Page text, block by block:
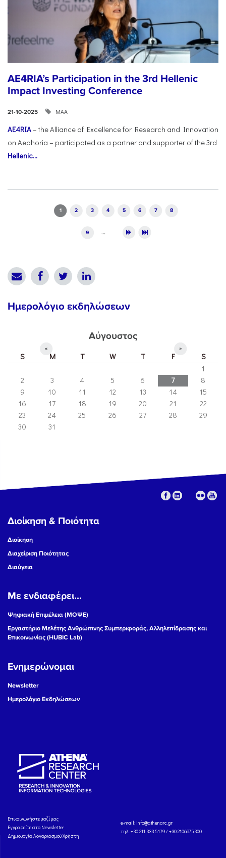
AE4RIA’s Participation in the 3rd Hellenic
Impact Investing Conference
21-10-2025 ΜΑΑ
AE4RIA– the Alliance of Excellence for Research and Innovation
on Aephoria – participated as a partner and supporter of the 3rd
Hellenic...
1 2 3 4 5 6 7 8
9 …
Ημερολόγιο εκδηλώσεων
Αύγουστος
« »
S M T W T F
S
1
2
3 4 5 6 7
8
9
10 11 12 13 14
15
16
17 18 19 20 21
22
23
24 25 26 27 28
29
30
31
Διοίκηση & Ποιότητα
Διοίκηση
Διαχείριση Ποιότητας
Διαύγεια
Με ενδιαφέρει...
Ψηφιακή Επιμέλεια (ΜΟΨΕ)
Εργαστήριο Μελέτης Ανθρώπινης Συμπεριφοράς, Αλληλεπίδρασης και
Επικοινωνίας (HUBIC Lab)
Ενημερώνομαι
Newsletter
Ημερολόγιο Εκδηλώσεων
Eπικοινωνήστε μαζί μας
Εγγραφείτε στο Newsletter
Δημιουργία Λογαριασμού Χρήστη
e-mail: info@athenarc.gr
τηλ. +30 211 333 5179 / +30 2106875300